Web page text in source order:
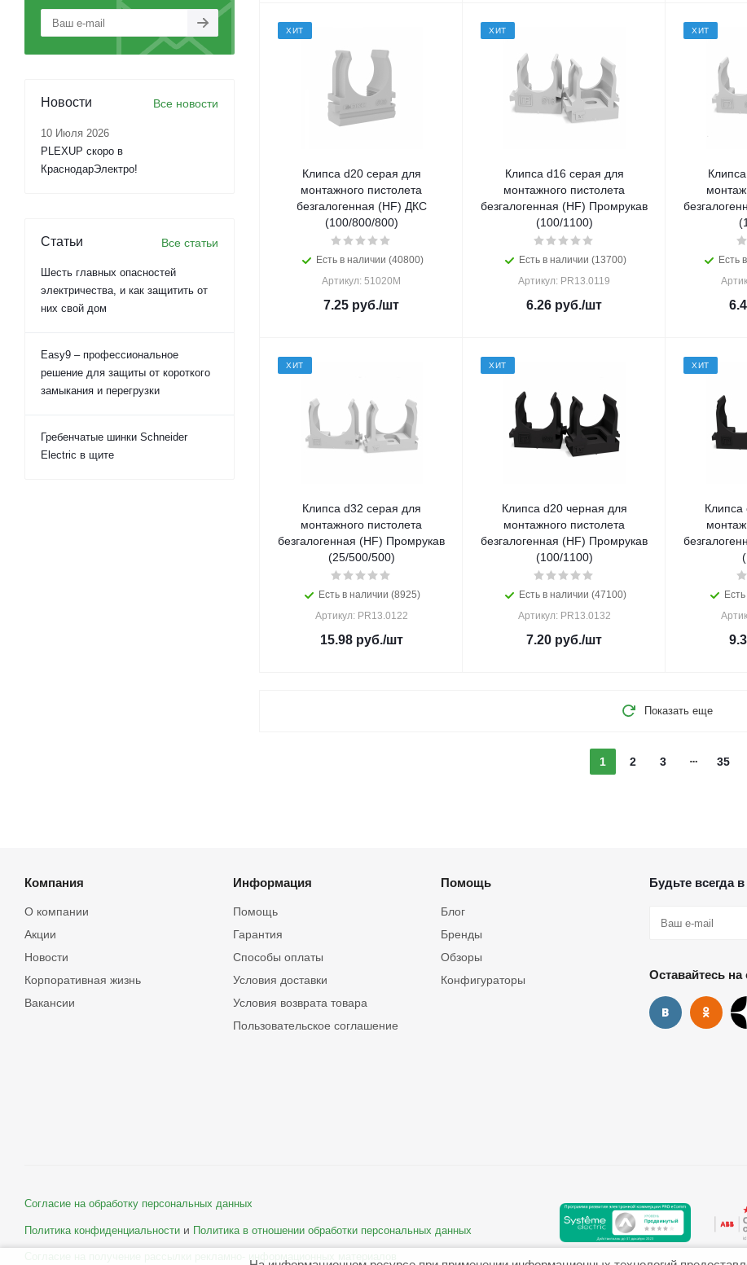
ХИТ
Клипса d20 серая для
монтажного пистолета
безгалогенная (HF) ДКС
(100/800/800)
Есть в наличии (40800)
Артикул: 51020M
7.25 руб./шт
ХИТ
Клипса d16 серая для
монтажного пистолета
безгалогенная (HF) Промрукав
(100/1100)
Есть в наличии (13700)
Артикул: PR13.0119
6.26 руб./шт
ХИТ
Есть
ХИТ
Клипса d32 серая для
монтажного пистолета
безгалогенная (HF) Промрукав
(25/500/500)
Есть в наличии (8925)
Артикул: PR13.0122
15.98руб./шт
ХИТ
Клипса d20 черная для
монтажного пистолета
безгалогенная (HF) Промрукав
(100/1100)
Есть в наличии (47100)
Артикул: PR13.0132
7.20 руб./шт
ХИТ
Клипса
Показать еще
1 2 3 35
Новости Все новости
10 Июля 2026
PLEXUP скоро в
КраснодарЭлектро!
Статьи Все статьи
Шесть главных опасностей
электричества, и как защитить от
них свой дом
Easy9 – профессиональное
решение для защиты от короткого
замыкания и перегрузки
Гребенчатые шинки Schneider
Electric в щите
Компания
О компании
Акции
Новости
Корпоративная жизнь
Вакансии
Информация
Помощь
Гарантия
Способы оплаты
Условия доставки
Условия возврата товара
Пользовательское соглашение
Помощь
Блог
Бренды
Обзоры
Конфигураторы
Будьте всегда
Оставайтесь на
Согласие на обработку персональных данных
Политика конфиденциальности и Политика в отношении обработки персональных данных